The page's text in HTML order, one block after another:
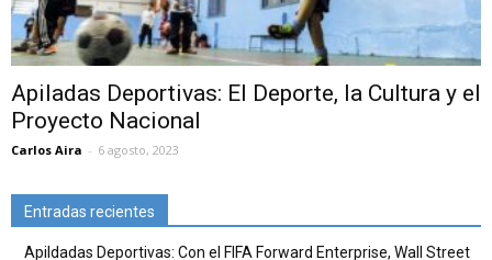
Apiladas Deportivas: El Deporte, la Cultura y el
Proyecto Nacional
Carlos Aira - 6 agosto, 2023
Entradas recientes
Apildadas Deportivas: Con el FIFA Forward Enterprise, Wall Street